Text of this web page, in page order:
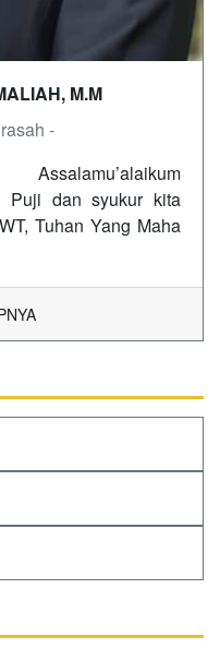
M.M
-
Assalamu’alaikum
Puji dan syukur kita
Tuhan Yang Maha